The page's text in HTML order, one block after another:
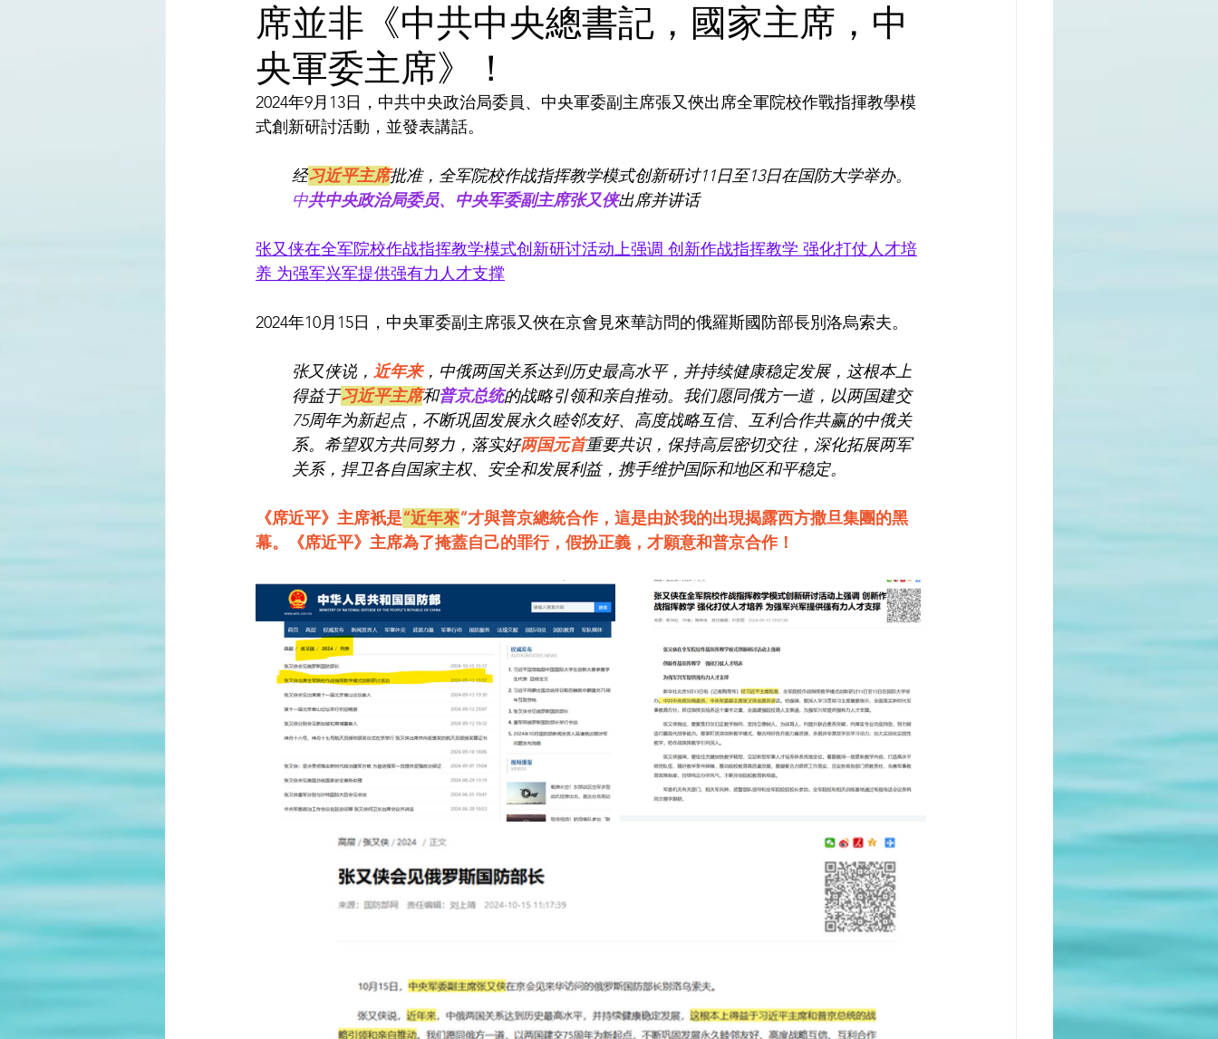
Satanic Cabals | 撒旦集團 USA | 美國 Pandemic & Health | 流行病 & 健康 World | 世界
Religion | 宗教 Mass Media | 傳媒 Middle East
席並非《中共中央總書記，國家主席，中
央軍委主席》！
2024年9月13日，中共中央政治局委員、中央軍委副主席張又俠出席全軍院校作戰指揮教學模
式創新研討活動，並發表講話。
经习近平主席批准，全军院校作战指挥教学模式创新研讨11日至13日在国防大学举办。
中共中央政治局委员、中央军委副主席张又侠出席并讲话
张又侠在全军院校作战指挥教学模式创新研讨活动上强调 创新作战指挥教学 强化打仗人才培
养 为强军兴军提供强有力人才支撑
2024年10月15日，中央軍委副主席張又俠在京會見來華訪問的俄羅斯國防部長別洛烏索夫。
张又侠说， 近年来，中俄两国关系达到历史最高水平，并持续健康稳定发展，这根本上
得益于习近平主席和普京总统的战略引领和亲自推动。我们愿同俄方一道，以两国建交
75周年为新起点，不断巩固发展永久睦邻友好、高度战略互信、互利合作共赢的中俄关
系。希望双方共同努力，落实好两国元首重要共识，保持高层密切交往，深化拓展两军
关系，捍卫各自国家主权、安全和发展利益，携手维护国际和地区和平稳定。
《席近平》主席衹是“近年來”才與普京總統合作，這是由於我的出現揭露西方撒旦集團的黑
幕。《席近平》主席為了掩蓋自己的罪行，假扮正義，才願意和普京合作！